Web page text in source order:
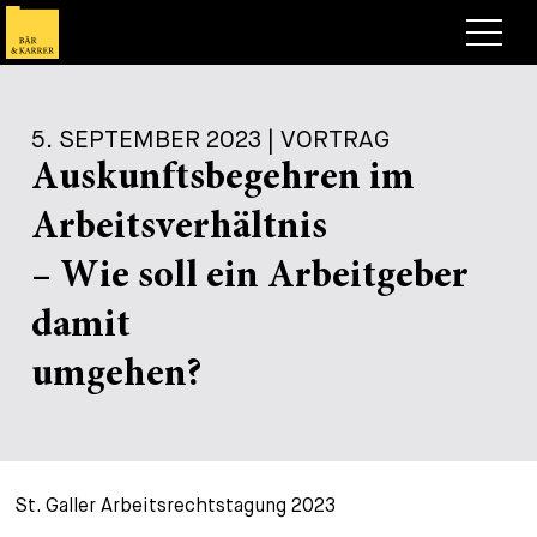
Expertise
Deals & Cases
Corporate News
Publikationen
Briefing
Publikation
Über Bär & Karrer
Karriere
+
5. SEPTEMBER 2023 | VORTRAG
Auskunftsbegehren im
Arbeitsverhältnis
– Wie soll ein Arbeitgeber
damit
umgehen?
St. Galler Arbeitsrechtstagung 2023